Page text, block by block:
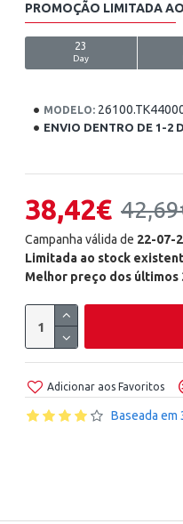
MODELO:
ENVIO DENTRO DE 1-2
Baseada em
PROMOÇÃO LIMITADA
23
Day
38,42€
Campanha válida de 22-07-
Limitada ao stock
Melhor preço dos últimos
Adicionar aos Favoritos